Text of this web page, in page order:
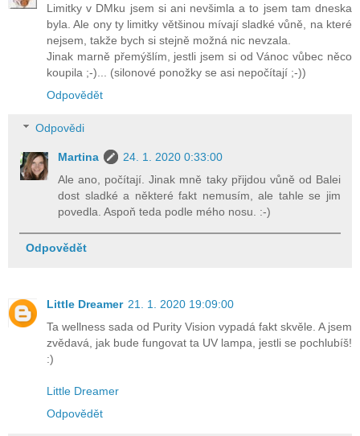
Limitky v DMku jsem si ani nevšimla a to jsem tam dneska
byla. Ale ony ty limitky většinou mívají sladké vůně, na které
nejsem, takže bych si stejně možná nic nevzala.
Jinak marně přemýšlím, jestli jsem si od Vánoc vůbec něco
koupila ;-)... (silonové ponožky se asi nepočítají ;-))
Odpovědět
Odpovědi
Martina
24. 1. 2020 0:33:00
Ale ano, počítají. Jinak mně taky přijdou vůně od Balei
dost sladké a některé fakt nemusím, ale tahle se jim
povedla. Aspoň teda podle mého nosu. :-)
Odpovědět
Little Dreamer 21. 1. 2020 19:09:00
Ta wellness sada od Purity Vision vypadá fakt skvěle. A jsem
zvědavá, jak bude fungovat ta UV lampa, jestli se pochlubíš!
:)
Little Dreamer
Odpovědět